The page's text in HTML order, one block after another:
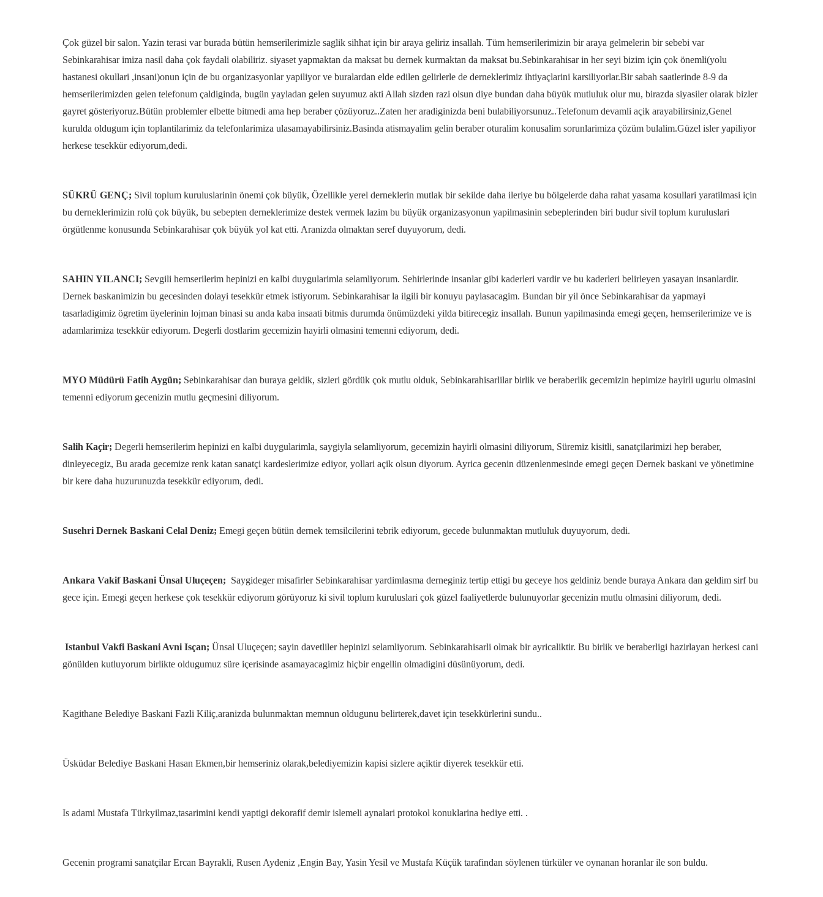
Çok güzel bir salon. Yazin terasi var burada bütün hemserilerimizle saglik sihhat için bir araya geliriz insallah. Tüm hemserilerimizin bir araya gelmelerin bir sebebi var
Sebinkarahisar imiza nasil daha çok faydali olabiliriz. siyaset yapmaktan da maksat bu dernek kurmaktan da maksat bu.Sebinkarahisar in her seyi bizim için çok önemli(yolu
hastanesi okullari ,insani)onun için de bu organizasyonlar yapiliyor ve buralardan elde edilen gelirlerle de derneklerimiz ihtiyaçlarini karsiliyorlar.Bir sabah saatlerinde 8-9 da
hemserilerimizden gelen telefonum çaldiginda, bugün yayladan gelen suyumuz akti Allah sizden razi olsun diye bundan daha büyük mutluluk olur mu, birazda siyasiler olarak bizler
gayret gösteriyoruz.Bütün problemler elbette bitmedi ama hep beraber çözüyoruz..Zaten her aradiginizda beni bulabiliyorsunuz..Telefonum devamli açik arayabilirsiniz,Genel
kurulda oldugum için toplantilarimiz da telefonlarimiza ulasamayabilirsiniz.Basinda atismayalim gelin beraber oturalim konusalim sorunlarimiza çözüm bulalim.Güzel isler yapiliyor
herkese tesekkür ediyorum,dedi.
SÜKRÜ GENÇ; Sivil toplum kuruluslarinin önemi çok büyük, Özellikle yerel derneklerin mutlak bir sekilde daha ileriye bu bölgelerde daha rahat yasama kosullari yaratilmasi için
bu derneklerimizin rolü çok büyük, bu sebepten derneklerimize destek vermek lazim bu büyük organizasyonun yapilmasinin sebeplerinden biri budur sivil toplum kuruluslari
örgütlenme konusunda Sebinkarahisar çok büyük yol kat etti. Aranizda olmaktan seref duyuyorum, dedi.
SAHIN YILANCI; Sevgili hemserilerim hepinizi en kalbi duygularimla selamliyorum. Sehirlerinde insanlar gibi kaderleri vardir ve bu kaderleri belirleyen yasayan insanlardir.
Dernek baskanimizin bu gecesinden dolayi tesekkür etmek istiyorum. Sebinkarahisar la ilgili bir konuyu paylasacagim. Bundan bir yil önce Sebinkarahisar da yapmayi
tasarladigimiz ögretim üyelerinin lojman binasi su anda kaba insaati bitmis durumda önümüzdeki yilda bitirecegiz insallah. Bunun yapilmasinda emegi geçen, hemserilerimize ve is
adamlarimiza tesekkür ediyorum. Degerli dostlarim gecemizin hayirli olmasini temenni ediyorum, dedi.
MYO Müdürü Fatih Aygün; Sebinkarahisar dan buraya geldik, sizleri gördük çok mutlu olduk, Sebinkarahisarlilar birlik ve beraberlik gecemizin hepimize hayirli ugurlu olmasini
temenni ediyorum gecenizin mutlu geçmesini diliyorum.
Salih Kaçir; Degerli hemserilerim hepinizi en kalbi duygularimla, saygiyla selamliyorum, gecemizin hayirli olmasini diliyorum, Süremiz kisitli, sanatçilarimizi hep beraber,
dinleyecegiz, Bu arada gecemize renk katan sanatçi kardeslerimize ediyor, yollari açik olsun diyorum. Ayrica gecenin düzenlenmesinde emegi geçen Dernek baskani ve yönetimine
bir kere daha huzurunuzda tesekkür ediyorum, dedi.
Susehri Dernek Baskani Celal Deniz; Emegi geçen bütün dernek temsilcilerini tebrik ediyorum, gecede bulunmaktan mutluluk duyuyorum, dedi.
Ankara Vakif Baskani Ünsal Uluçeçen; Saygideger misafirler Sebinkarahisar yardimlasma derneginiz tertip ettigi bu geceye hos geldiniz bende buraya Ankara dan geldim sirf bu
gece için. Emegi geçen herkese çok tesekkür ediyorum görüyoruz ki sivil toplum kuruluslari çok güzel faaliyetlerde bulunuyorlar gecenizin mutlu olmasini diliyorum, dedi.
Istanbul Vakfi Baskani Avni Isçan; Ünsal Uluçeçen; sayin davetliler hepinizi selamliyorum. Sebinkarahisarli olmak bir ayricaliktir. Bu birlik ve beraberligi hazirlayan herkesi cani
gönülden kutluyorum birlikte oldugumuz süre içerisinde asamayacagimiz hiçbir engellin olmadigini düsünüyorum, dedi.
Kagithane Belediye Baskani Fazli Kiliç,aranizda bulunmaktan memnun oldugunu belirterek,davet için tesekkürlerini sundu..
Üsküdar Belediye Baskani Hasan Ekmen,bir hemseriniz olarak,belediyemizin kapisi sizlere açiktir diyerek tesekkür etti.
Is adami Mustafa Türkyilmaz,tasarimini kendi yaptigi dekorafif demir islemeli aynalari protokol konuklarina hediye etti. .
Gecenin programi sanatçilar Ercan Bayrakli, Rusen Aydeniz ,Engin Bay, Yasin Yesil ve Mustafa Küçük tarafindan söylenen türküler ve oynanan horanlar ile son buldu.